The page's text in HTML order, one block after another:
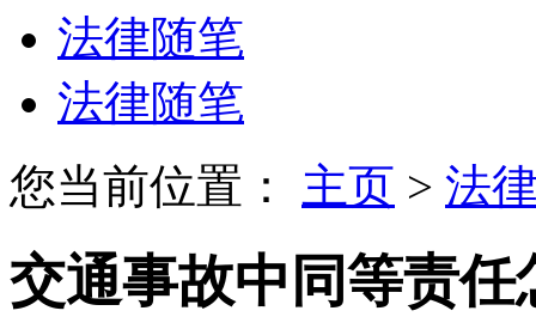
法律随笔
法律随笔
您当前位置： 主页 > 法
交通事故中同等责任